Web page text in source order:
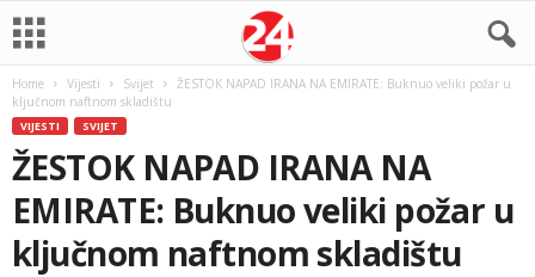
Home Vijesti Svijet
ŽESTOK NAPAD IRANA NA EMIRATE: Buknuo veliki požar u
ključnom naftnom skladištu
VIJESTI SVIJET
ŽESTOK NAPAD IRANA NA
EMIRATE: Buknuo veliki požar u
ključnom naftnom skladištu